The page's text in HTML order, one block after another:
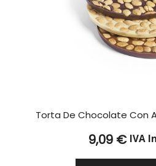
Torta De Chocolate Con
9,09 € IVA